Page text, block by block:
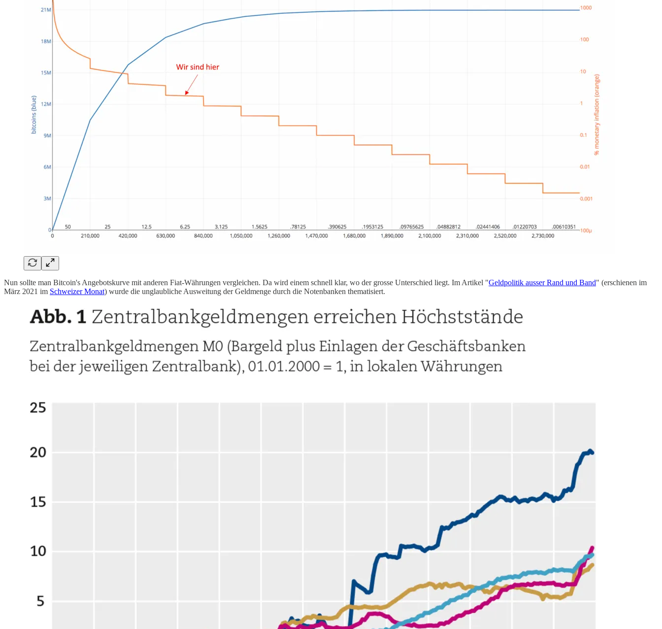
Nun sollte man Bitcoin's Angebotskurve mit anderen Fiat-Währungen vergleichen. Da wird einem schnell klar, wo der grosse Unterschied liegt. Im Artikel "Geldpolitik ausser Rand und Band" (erschienen im
März 2021 im Schweizer Monat) wurde die unglaubliche Ausweitung der Geldmenge durch die Notenbanken thematisiert.